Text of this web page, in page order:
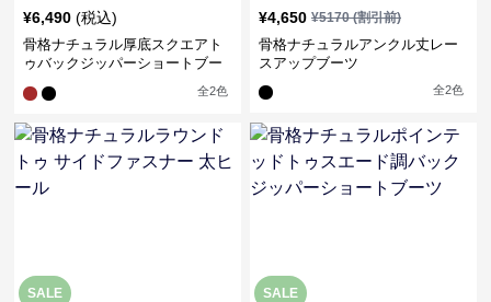
¥6,490 (税込)
骨格ナチュラル厚底スクエアト
ゥバックジッパーショートブー
全2色
¥4,650 ¥5170(割引前)
骨格ナチュラルアンクル丈レー
スアップブーツ
全2色
SALE SALE